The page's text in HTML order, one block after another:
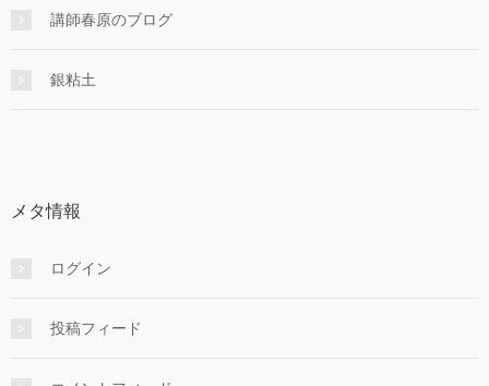
講師春原のブログ
銀粘土
メタ情報
ログイン
投稿フィード